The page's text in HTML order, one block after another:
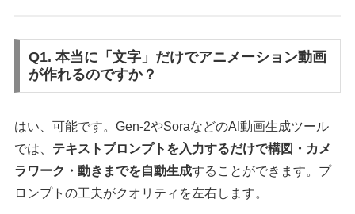
Q1. 本当に「文字」だけでアニメーション動画
が作れるのですか？
はい、可能です。Gen-2やSoraなどのAI動画生成ツール
では、 テキストプロンプトを入力するだけで構図・カメ
ラワーク・動きまでを自動生成することができます。プ
ロンプトの工夫がクオリティを左右します。